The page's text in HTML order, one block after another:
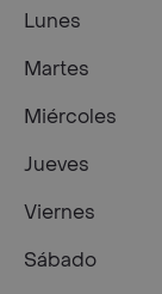
Lunes
Martes
Miércoles
Jueves
Viernes
Sábado